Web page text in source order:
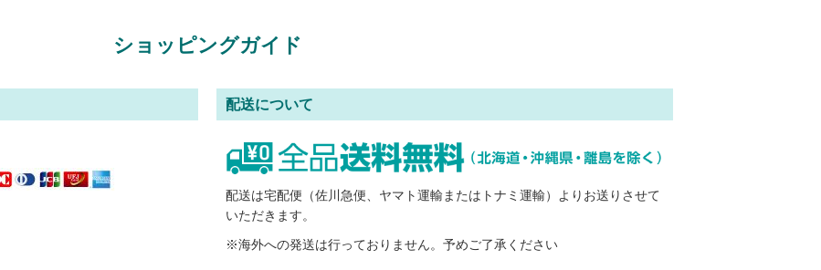
ショッピングガイド
配送について
配送は宅配便（佐川急便、ヤマト運輸またはトナミ運輸）よりお送りさせて
いただきます。
※海外への発送は行っておりません。予めご了承ください